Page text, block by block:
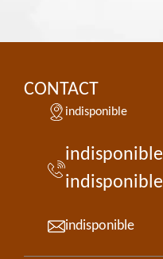
CONTACT
indisponible
indisponible
indisponible
indisponible